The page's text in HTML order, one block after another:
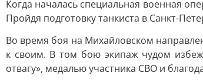
Когда началась специальная военная
Пройдя подготовку танкиста в Санкт-
Во время боя на Михайловском
к своим. В том бою экипаж чудом
отвагу», медалью участника СВО и